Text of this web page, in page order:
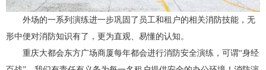
外场的一系列演练进一步巩固了员工和租户的相关消防技能，无
形中便对消防知识有了，更为直观、易懂的认知。
重庆大都会东方广场商厦每年都会进行消防安全演练，可谓“身经